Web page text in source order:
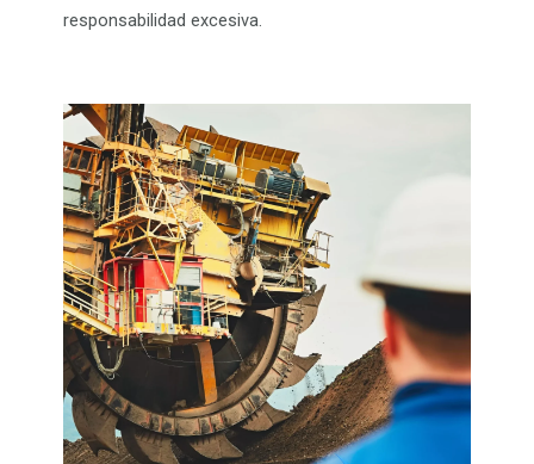
responsabilidad excesiva.